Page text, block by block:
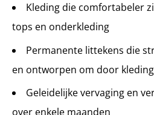
Kleding die comfortabeler
tops en onderkleding
Permanente littekens die
en ontworpen om door
Geleidelijke vervaging en
over enkele maanden